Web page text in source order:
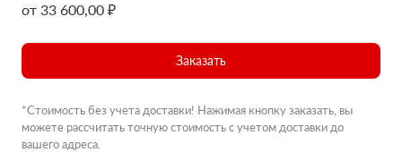
от 33 600,00 ₽
Заказать
*Стоимость без учета доставки! Нажимая кнопку заказать, вы
можете рассчитать точную стоимость с учетом доставки до
вашего адреса.